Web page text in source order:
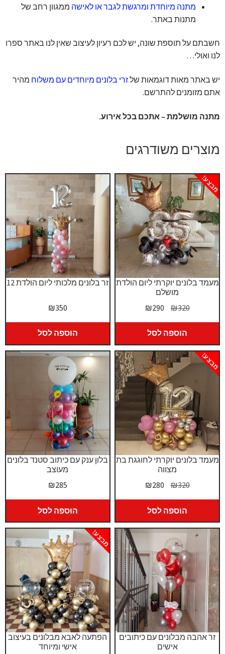
מתנה מיוחדת ומרגשת לגבר או לאישה ממגוון רחב של
מתנות באתר.
חשבתם על תוספת שונה, יש לכם רעיון לעיצוב שאין לנו באתר ספרו
לנו ואולי…
יש באתר מאות דוגמאות שלזרי בלונים מיוחדים עם משלוח מהיר
אתם מזומנים להתרשם.
מתנה מושלמת – אתכם בכל אירוע.
מוצרים משודרגים
זר בלונים מלכותי ליום הולדת 12
₪350
הוספה לסל
מעמד בלונים יוקרתי ליום הולדת
מושלם
מבצע!
₪320
המחיר
היה:
₪320.
₪290
₪290.
הוספה לסל
בלון ענק עם כיתוב סטנד בלונים
מעוצב
₪285
הוספה לסל
מעמד בלונים יוקרתי לחוגגת בת
מצווה
מבצע!
₪320
המחיר
היה:
₪320.
₪280
₪280.
הוספה לסל
הפתעה לאבא מבלונים בעיצוב
אישי ומיוחד
מבצע!
זר אהבה מבלונים עם כיתובים
אישים